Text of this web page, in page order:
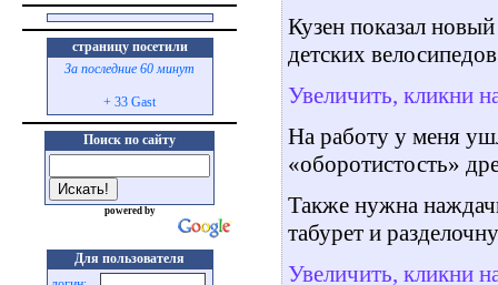
страницу посетили
За последние 60 минут
+ 33 Gast
Поиск по сайту
powered by
Для пользователя
Кузен показал
детских
Увеличить, кликни
На работу у меня
«оборотистость»
Также нужна
табурет и
Увеличить, кликни